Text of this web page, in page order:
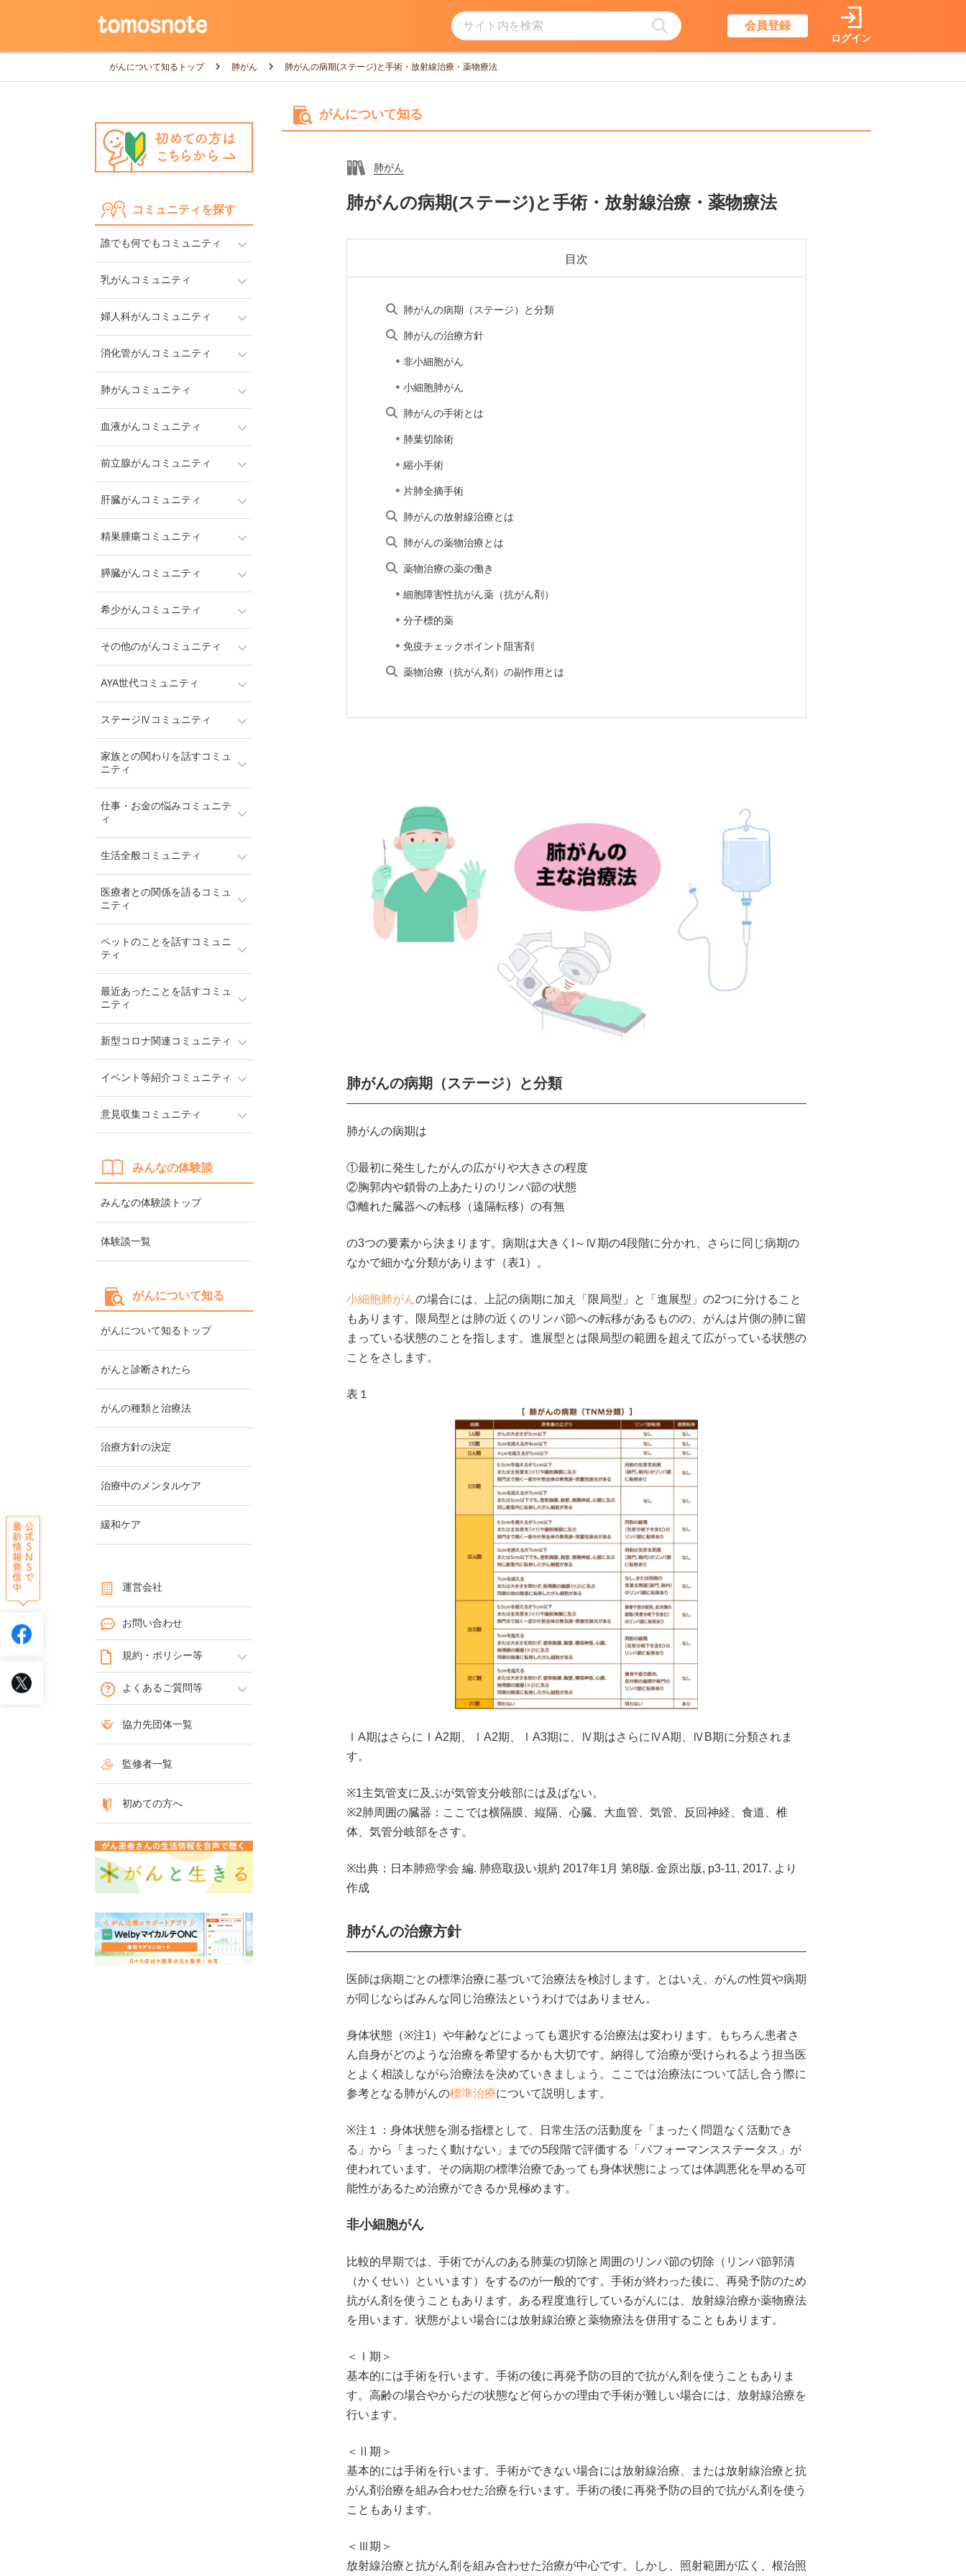
サイト内を検索 会員登録
ログイン
がんについて知るトップ 肺がん 肺がんの病期(ステージ)と手術・放射線治療・薬物療法
コミュニティを探す
誰でも何でもコミュニティ
乳がんコミュニティ
婦人科がんコミュニティ
消化管がんコミュニティ
肺がんコミュニティ
血液がんコミュニティ
前立腺がんコミュニティ
肝臓がんコミュニティ
精巣腫瘍コミュニティ
膵臓がんコミュニティ
希少がんコミュニティ
その他のがんコミュニティ
AYA世代コミュニティ
ステージⅣコミュニティ
家族との関わりを話すコミュ
ニティ
仕事・お金の悩みコミュニテ
ィ
生活全般コミュニティ
医療者との関係を語るコミュ
ニティ
ペットのことを話すコミュニ
ティ
最近あったことを話すコミュ
ニティ
新型コロナ関連コミュニティ
イベント等紹介コミュニティ
意見収集コミュニティ
みんなの体験談
みんなの体験談トップ
体験談一覧
がんについて知る
がんについて知るトップ
がんと診断されたら
がんの種類と治療法
治療方針の決定
治療中のメンタルケア
緩和ケア
運営会社
お問い合わせ
規約・ポリシー等
よくあるご質問等
協力先団体一覧
監修者一覧
初めての方へ
がんについて知る
肺がん
肺がんの病期(ステージ)と手術・放射線治療・薬物療法
目次
肺がんの病期（ステージ）と分類
肺がんの治療方針
非小細胞がん
小細胞肺がん
肺がんの手術とは
肺葉切除術
縮小手術
片肺全摘手術
肺がんの放射線治療とは
肺がんの薬物治療とは
薬物治療の薬の働き
細胞障害性抗がん薬（抗がん剤）
分子標的薬
免疫チェックポイント阻害剤
薬物治療（抗がん剤）の副作用とは
肺がんの病期（ステージ）と分類
肺がんの病期は
①最初に発生したがんの広がりや大きさの程度
②胸郭内や鎖骨の上あたりのリンパ節の状態
③離れた臓器への転移（遠隔転移）の有無
の3つの要素から決まります。病期は大きくI～Ⅳ期の4段階に分かれ、さらに同じ病期の
なかで細かな分類があります（表1）。
小細胞肺がんの場合には、上記の病期に加え「限局型」と「進展型」の2つに分けること
もあります。限局型とは肺の近くのリンパ節への転移があるものの、がんは片側の肺に留
まっている状態のことを指します。進展型とは限局型の範囲を超えて広がっている状態の
ことをさします。
表１
ⅠA期はさらにⅠA2期、ⅠA2期、ⅠA3期に、Ⅳ期はさらにⅣA期、ⅣB期に分類されま
す。
※1主気管支に及ぶが気管支分岐部には及ばない。
※2肺周囲の臓器：ここでは横隔膜、縦隔、心臓、大血管、気管、反回神経、食道、椎
体、気管分岐部をさす。
※出典：日本肺癌学会 編. 肺癌取扱い規約 2017年1月 第8版. 金原出版, p3-11, 2017. より
作成
肺がんの治療方針
医師は病期ごとの標準治療に基づいて治療法を検討します。とはいえ、がんの性質や病期
が同じならばみんな同じ治療法というわけではありません。
身体状態（※注1）や年齢などによっても選択する治療法は変わります。もちろん患者さ
ん自身がどのような治療を希望するかも大切です。納得して治療が受けられるよう担当医
とよく相談しながら治療法を決めていきましょう。ここでは治療法について話し合う際に
参考となる肺がんの標準治療について説明します。
※注１：身体状態を測る指標として、日常生活の活動度を「まったく問題なく活動でき
る」から「まったく動けない」までの5段階で評価する「パフォーマンスステータス」が
使われています。その病期の標準治療であっても身体状態によっては体調悪化を早める可
能性があるため治療ができるか見極めます。
非小細胞がん
比較的早期では、手術でがんのある肺葉の切除と周囲のリンパ節の切除（リンパ節郭清
（かくせい）といいます）をするのが一般的です。手術が終わった後に、再発予防のため
抗がん剤を使うこともあります。ある程度進行しているがんには、放射線治療か薬物療法
を用います。状態がよい場合には放射線治療と薬物療法を併用することもあります。
＜Ⅰ期＞
基本的には手術を行います。手術の後に再発予防の目的で抗がん剤を使うこともありま
す。高齢の場合やからだの状態など何らかの理由で手術が難しい場合には、放射線治療を
行います。
＜Ⅱ期＞
基本的には手術を行います。手術ができない場合には放射線治療、または放射線治療と抗
がん剤治療を組み合わせた治療を行います。手術の後に再発予防の目的で抗がん剤を使う
こともあります。
＜Ⅲ期＞
放射線治療と抗がん剤を組み合わせた治療が中心です。しかし、照射範囲が広く、根治照